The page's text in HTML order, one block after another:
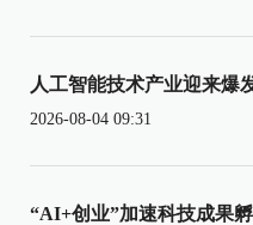
人工智能技术产业迎来爆
2026-08-04 09:31
“AI+创业”加速科技成果